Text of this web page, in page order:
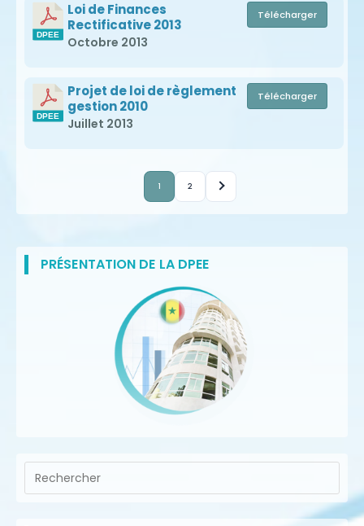
Loi de Finances
Rectificative 2013
Octobre 2013
Télécharger
Projet de loi de règlement
gestion 2010
Juillet 2013
Télécharger
1 2
PRÉSENTATION DE LA DPEE